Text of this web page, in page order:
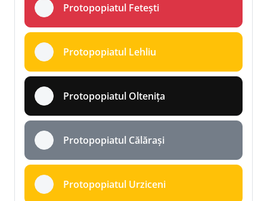
Protopopiatul Fetești
Protopopiatul Lehliu
Protopopiatul Oltenița
Protopopiatul Călărași
Protopopiatul Urziceni